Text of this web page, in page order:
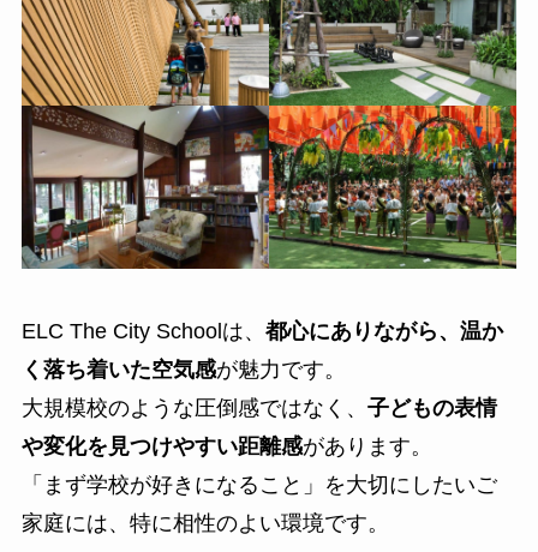
ELC The City Schoolは、 都心にありながら、温か
く落ち着いた空気感が魅力です。
大規模校のような圧倒感ではなく、 子どもの表情
や変化を見つけやすい距離感があります。
「まず学校が好きになること」を大切にしたいご
家庭には、特に相性のよい環境です。